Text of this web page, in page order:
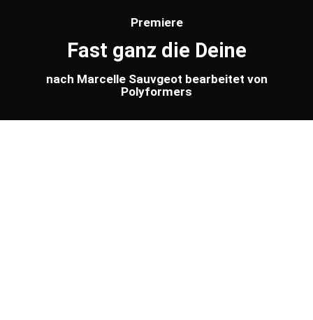
Premiere
Fast ganz die Deine
nach Marcelle Sauvgeot bearbeitet von
Polyformers